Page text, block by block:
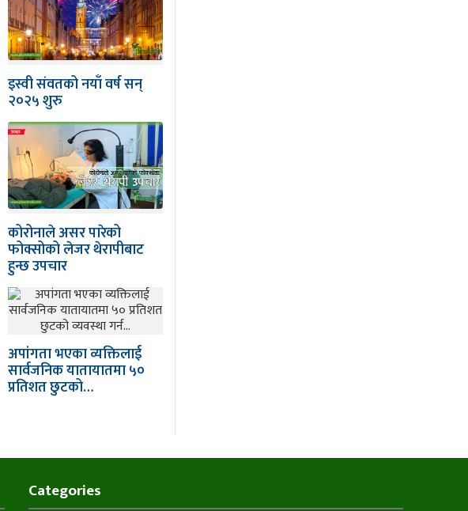
इस्वी संवतको नयाँ वर्ष सन्
२०२५ शुरु
कोरोनाले असर पारेको
फोक्सोको लेजर थेरापीबाट
हुन्छ उपचार
अपांगता भएका व्यक्तिलाई
सार्वजनिक यातायातमा ५०
प्रतिशत छुटको…
Categories